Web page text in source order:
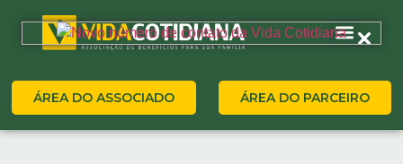
ÁREA DO ASSOCIADO ÁREA DO PARCEIRO